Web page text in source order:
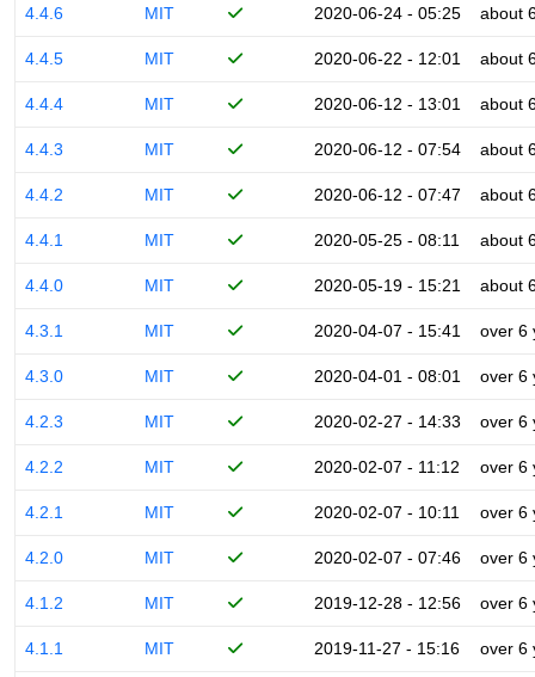
4.4.6 MIT 2020-06-24 - 05:25 about
4.4.5 MIT 2020-06-22 - 12:01 about
4.4.4 MIT 2020-06-12 - 13:01 about
4.4.3 MIT 2020-06-12 - 07:54 about
4.4.2 MIT 2020-06-12 - 07:47 about
4.4.1 MIT 2020-05-25 - 08:11 about
4.4.0 MIT 2020-05-19 - 15:21 about
4.3.1 MIT 2020-04-07 - 15:41 over 6
4.3.0 MIT 2020-04-01 - 08:01 over 6
4.2.3 MIT 2020-02-27 - 14:33 over 6
4.2.2 MIT 2020-02-07 - 11:12 over 6
4.2.1 MIT 2020-02-07 - 10:11 over 6
4.2.0 MIT 2020-02-07 - 07:46 over 6
4.1.2 MIT 2019-12-28 - 12:56 over 6
4.1.1 MIT 2019-11-27 - 15:16 over 6